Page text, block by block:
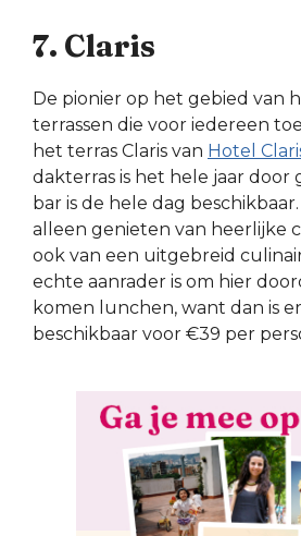
7. Claris
De pionier op het gebied van
terrassen die voor iedereen
het terras Claris van Hotel
dakterras is het hele jaar door
bar is de hele dag
alleen genieten van heerlijke
ook van een uitgebreid
echte aanrader is om hier
komen lunchen, want dan is
beschikbaar voor €39 per